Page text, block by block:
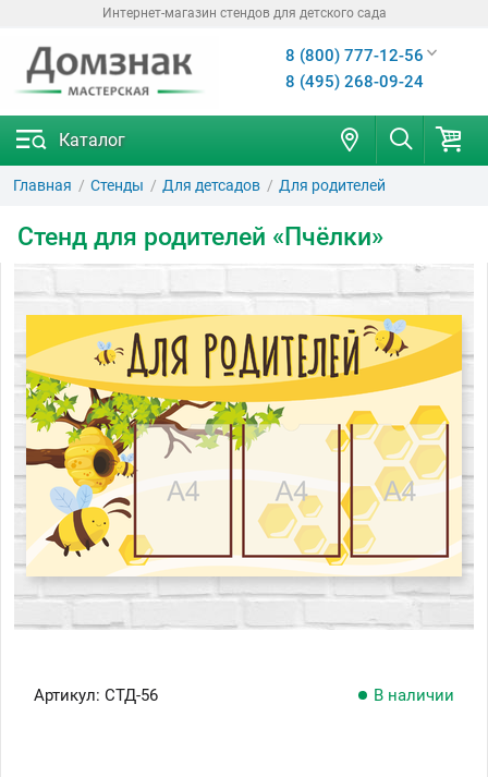
Интернет-магазин стендов для детского сада
8 (800) 777-12-56
8 (495) 268-09-24
Каталог
Главная Стенды Для детсадов Для родителей
Стенд для родителей «Пчёлки»
Артикул: СТД-56 В наличии